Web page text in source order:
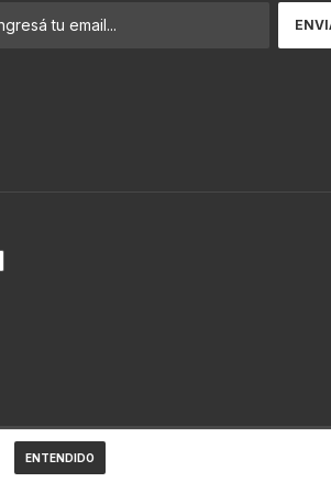
ENTENDIDO